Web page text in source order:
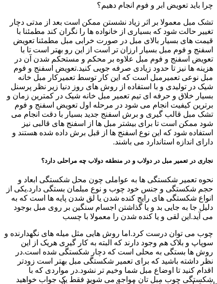
چرا باید تعویض ابر و فوم انجام دهیم؟
تشک مبل معمولا بر اثر زیاد نشستن ممکن است بعد از مدتی دچار
تغییر حالت شود که بسیاری از خانواده ها را نگران کند مطمئنا با
قیمت های بسیار بالای مبل در صورت خرابی مبل مطمئنا تعویض
اسفنج و فوم مبل بسیار ارزان تر است از این رو بهتر است تا با
تعویض اسفنج و فوم مبل علاوه بر محکم و مستحکم شدن آن در
هزینه ها نیز تا حدود زیادی صرفه جویی کنید.تعویض اسفنج و فوم
مبل نوعی تعمیرمبل است که این کار توسط تعمیرکار مبل خانه
شیک در تولیدی و با استفاده از روش های روز دنیا زیر نظر پرسنل
بسیار خلاق و حرفه ای تیم تعمیر مبل خانه شیک در کمترین زمان و
برترین کیفیت انجام می شود در مرحله اول تعویض اسفنج و فوم
تشک مبل قالب گیری و برش اسفنج جدید بسیار با دقت انجام می
شود ممکن است تا برای بیشتر مبل ها از اسفنج های قالبی نیز
استفاده شود که این نوع اسفنج ها از قبل برش داده شده هستند و
دارای اندازه استاندارد می باشند.
نجاری در تعمیر مبل در دولاب و در منطقه دولاب چه مراحلی دارد؟
نحوه تعمیر شکستگی ها به عواملی چون محل شکستگی ابعاد و
حجم شکستگی و جنس خود چوب و نوع مبلمان بستگی دارد.یکی از
انواع شکستگی های رایج کنده شدن یا لق شدن پایه ها است که به
دلیل جا به جایی بد و یا گذاشتن اجسام سنگین بر روی مبل بوجود
می آید.این لقی و یا کنده شدن را معمولا با چسب
چوب می توان درست کرد.اما روش هایی مثل میله های نگهدارنده و
سوپاپ و بلاک هم وجود دارند که البته به کار گیری هریک از این
روش ها بستگی به محلی است که دچار شکستگی شده است.در
نظر داشته باشید که برای تعمیر شکستگی مبل بهتر است زودتر
اقدام کنید تا اوضاع مبل شما وخیم تر نشود.در مواردی که با
شکستگی چوب مبل تان مواجه می شوید فقط یک جواب خواهید